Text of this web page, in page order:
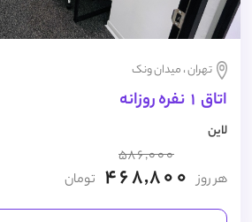
تهران ، میدان ونک
اتاق 1 نفره روزانه
لاین
هر روز
586,000
468,800 تومان